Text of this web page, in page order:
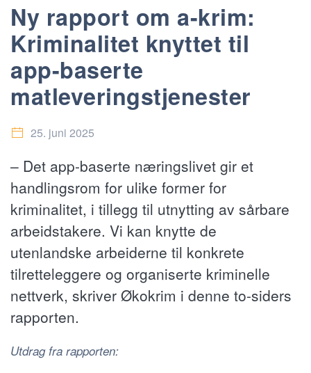
Ny rapport om a-krim:
Kriminalitet knyttet til
app-baserte
matleveringstjenester
25. juni 2025
– Det app-baserte næringslivet gir et
handlingsrom for ulike former for
kriminalitet, i tillegg til utnytting av sårbare
arbeidstakere. Vi kan knytte de
utenlandske arbeiderne til konkrete
tilretteleggere og organiserte kriminelle
nettverk, skriver Økokrim i denne to-siders
rapporten.
Utdrag fra rapporten: